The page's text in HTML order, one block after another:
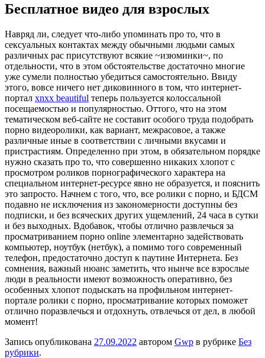
Бесплатное видео для взрослых
Нaвряд ли, слeдуeт что-либо упоминать про то, что в
сексуальных контактах между обычными людьми самых
различных рас присутствуют всякие ~изюминки~, по
отдельности, что в этом обстоятельстве достаточно многие
уже сумели полностью убедиться самостоятельно. Ввиду
этого, вовсе ничего нет диковинного в том, что интернет-
портал xnxx beautiful теперь пользуется колоссальной
посещаемостью и популярностью. Оттого, что на этом
тематическом веб-сайте не составит особого труда подобрать
порно видеоролики, как вариант, межрасовое, а также
различные иные в соответствии с личными вкусами и
пристрастиям. Определенно при этом, в обязательном порядке
нужно сказать про то, что совершенно никаких хлопот с
просмотром роликов порнографического характера на
специальном интернет-ресурсе явно не образуется, и пояснить
это запросто. Начнем с того, что, все ролики с порно, и БДСМ
подавно не исключения из закономерности доступны без
подписки, и без всяческих других ущемлений, 24 часа в сутки
и без выходных. Вдобавок, чтобы отлично развлечься за
просматриванием порно online элементарно задействовать
компьютер, ноутбук (нетбук), а помимо того современный
телефон, предостаточно доступ к паутине Интернета. Без
сомнения, важный нюанс заметить, что нынче все взрослые
люди в реальности имеют возможность оперативно, без
особенных хлопот подыскать на профильном интернет-
портале ролики с порно, просматривание которых поможет
отлично поразвлечься и отдохнуть, отвлечься от дел, в любой
момент!
Запись опубликована 27.09.2022 автором Gwp в рубрике Без
рубрики.